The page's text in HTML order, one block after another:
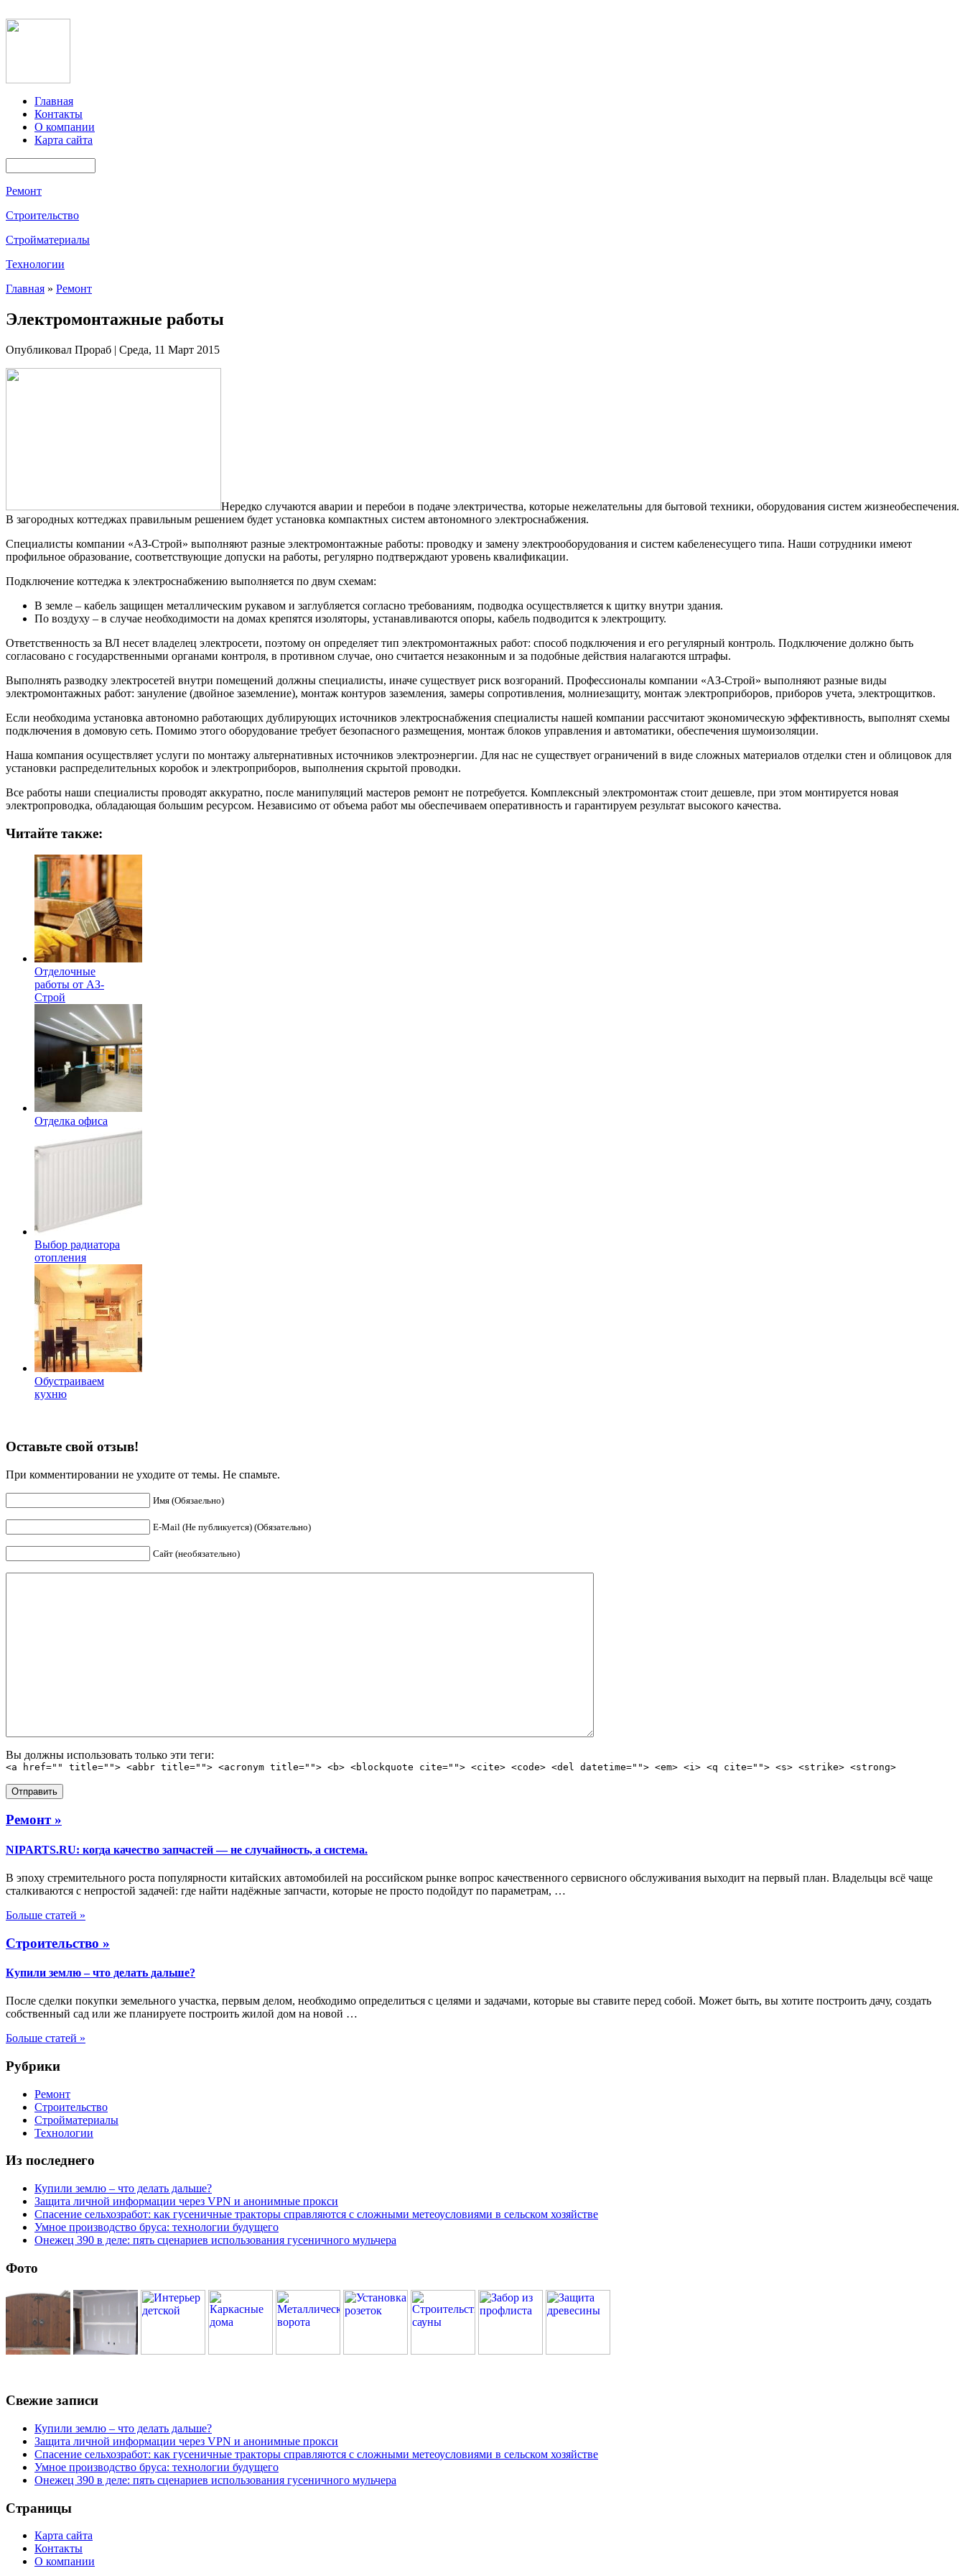
Главная
Контакты
О компании
Карта сайта
Ремонт
Строительство
Стройматериалы
Технологии
Главная » Ремонт
Электромонтажные работы
Опубликовал Прораб | Среда, 11 Март 2015
Нередко случаются аварии и перебои в подаче электричества, которые нежелательны для бытовой техники, оборудования систем жизнеобеспечения.
В загородных коттеджах правильным решением будет установка компактных систем автономного электроснабжения.
Специалисты компании «АЗ-Строй» выполняют разные электромонтажные работы: проводку и замену электрооборудования и систем кабеленесущего типа. Наши сотрудники имеют
профильное образование, соответствующие допуски на работы, регулярно подтверждают уровень квалификации.
Подключение коттеджа к электроснабжению выполняется по двум схемам:
В земле – кабель защищен металлическим рукавом и заглубляется согласно требованиям, подводка осуществляется к щитку внутри здания.
По воздуху – в случае необходимости на домах крепятся изоляторы, устанавливаются опоры, кабель подводится к электрощиту.
Ответственность за ВЛ несет владелец электросети, поэтому он определяет тип электромонтажных работ: способ подключения и его регулярный контроль. Подключение должно быть
согласовано с государственными органами контроля, в противном случае, оно считается незаконным и за подобные действия налагаются штрафы.
Выполнять разводку электросетей внутри помещений должны специалисты, иначе существует риск возгораний. Профессионалы компании «АЗ-Строй» выполняют разные виды
электромонтажных работ: зануление (двойное заземление), монтаж контуров заземления, замеры сопротивления, молниезащиту, монтаж электроприборов, приборов учета, электрощитков.
Если необходима установка автономно работающих дублирующих источников электроснабжения специалисты нашей компании рассчитают экономическую эффективность, выполнят схемы
подключения в домовую сеть. Помимо этого оборудование требует безопасного размещения, монтаж блоков управления и автоматики, обеспечения шумоизоляции.
Наша компания осуществляет услуги по монтажу альтернативных источников электроэнергии. Для нас не существует ограничений в виде сложных материалов отделки стен и облицовок для
установки распределительных коробок и электроприборов, выполнения скрытой проводки.
Все работы наши специалисты проводят аккуратно, после манипуляций мастеров ремонт не потребуется. Комплексный электромонтаж стоит дешевле, при этом монтируется новая
электропроводка, обладающая большим ресурсом. Независимо от объема работ мы обеспечиваем оперативность и гарантируем результат высокого качества.
Читайте также:
Отделочные
работы от АЗ-
Строй
Отделка офиса
Выбор радиатора
отопления
Обустраиваем
кухню
Оставьте свой отзыв!
При комментировании не уходите от темы. Не спамьте.
Имя (Обязаельно)
E-Mail (Не публикуется) (Обязательно)
Сайт (необязательно)
Вы должны использовать только эти теги:
<a href="" title=""> <abbr title=""> <acronym title=""> <b> <blockquote cite=""> <cite> <code> <del datetime=""> <em> <i> <q cite=""> <s> <strike> <strong>
Ремонт »
NIPARTS.RU: когда качество запчастей — не случайность, а система.
В эпоху стремительного роста популярности китайских автомобилей на российском рынке вопрос качественного сервисного обслуживания выходит на первый план. Владельцы всё чаще
сталкиваются с непростой задачей: где найти надёжные запчасти, которые не просто подойдут по параметрам, …
Больше статей »
Строительство »
Купили землю – что делать дальше?
После сделки покупки земельного участка, первым делом, необходимо определиться с целями и задачами, которые вы ставите перед собой. Может быть, вы хотите построить дачу, создать
собственный сад или же планируете построить жилой дом на новой …
Больше статей »
Рубрики
Ремонт
Строительство
Стройматериалы
Технологии
Из последнего
Купили землю – что делать дальше?
Защита личной информации через VPN и анонимные прокси
Спасение сельхозработ: как гусеничные тракторы справляются с сложными метеоусловиями в сельском хозяйстве
Умное производство бруса: технологии будущего
Онежец 390 в деле: пять сценариев использования гусеничного мульчера
Фото
Свежие записи
Купили землю – что делать дальше?
Защита личной информации через VPN и анонимные прокси
Спасение сельхозработ: как гусеничные тракторы справляются с сложными метеоусловиями в сельском хозяйстве
Умное производство бруса: технологии будущего
Онежец 390 в деле: пять сценариев использования гусеничного мульчера
Страницы
Карта сайта
Контакты
О компании